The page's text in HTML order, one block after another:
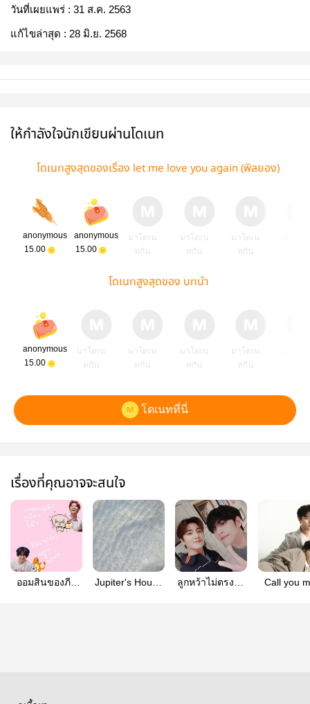
วันที่เผยแพร่ : 31 ส.ค. 2563
แก้ไขล่าสุด : 28 มิ.ย. 2568
ให้กำลังใจนักเขียนผ่านโดเนท
โดเนทสูงสุดของเรื่อง let me love you again (พิลยอง)
anonymous
15.00
anonymous
15.00
มาโดเน
ทกัน
มาโดเน
ทกัน
มาโดเน
ทกัน
โดเนทสูงสุดของ บทนำ
anonymous
15.00
มาโดเน
ทกัน
มาโดเน
ทกัน
มาโดเน
ทกัน
มาโดเน
ทกัน
โดเนทที่นี่
เรื่องที่คุณอาจจะสนใจ
ออมสินของภีม
Jupiter's House
ลูกหว้าไม่ตรงปก
Call you